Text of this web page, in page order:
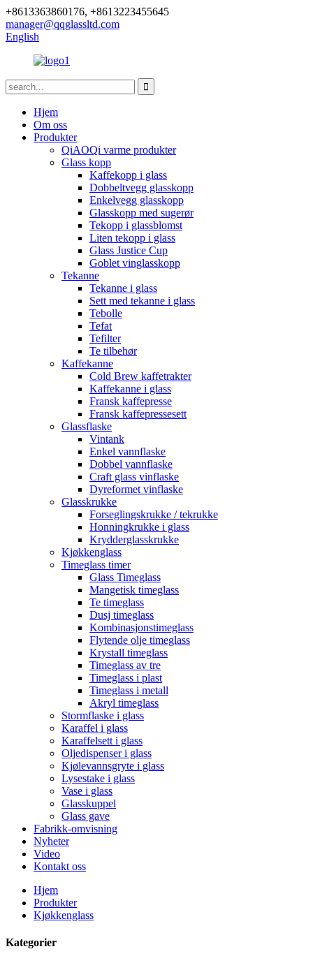
+8613363860176, +8613223455645
manager@qqglassltd.com
English
Hjem
Om oss
Produkter
QiAOQi varme produkter
Glass kopp
Kaffekopp i glass
Dobbeltvegg glasskopp
Enkelvegg glasskopp
Glasskopp med sugerør
Tekopp i glassblomst
Liten tekopp i glass
Glass Justice Cup
Goblet vinglasskopp
Tekanne
Tekanne i glass
Sett med tekanne i glass
Tebolle
Tefat
Tefilter
Te tilbehør
Kaffekanne
Cold Brew kaffetrakter
Kaffekanne i glass
Fransk kaffepresse
Fransk kaffepressesett
Glassflaske
Vintank
Enkel vannflaske
Dobbel vannflaske
Craft glass vinflaske
Dyreformet vinflaske
Glasskrukke
Forseglingskrukke / tekrukke
Honningkrukke i glass
Krydderglasskrukke
Kjøkkenglass
Timeglass timer
Glass Timeglass
Mangetisk timeglass
Te timeglass
Dusj timeglass
Kombinasjonstimeglass
Flytende olje timeglass
Krystall timeglass
Timeglass av tre
Timeglass i plast
Timeglass i metall
Akryl timeglass
Stormflaske i glass
Karaffel i glass
Karaffelsett i glass
Oljedispenser i glass
Kjølevannsgryte i glass
Lysestake i glass
Vase i glass
Glasskuppel
Glass gave
Fabrikk-omvisning
Nyheter
Video
Kontakt oss
Hjem
Produkter
Kjøkkenglass
Kategorier